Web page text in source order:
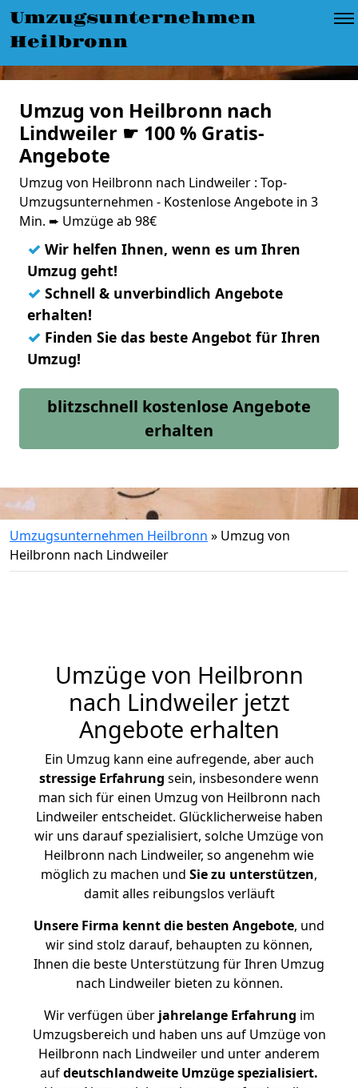
Umzugsunternehmen
Heilbronn
Umzug von Heilbronn nach
Lindweiler ☛ 100 % Gratis-
Angebote
Umzug von Heilbronn nach Lindweiler : Top-
Umzugsunternehmen - Kostenlose Angebote in 3
Min. ➨ Umzüge ab 98€
✓ Wir helfen Ihnen, wenn es um Ihren
Umzug geht!
✓ Schnell & unverbindlich Angebote
erhalten!
✓ Finden Sie das beste Angebot für Ihren
Umzug!
blitzschnell kostenlose Angebote
erhalten
Umzugsunternehmen Heilbronn » Umzug von
Heilbronn nach Lindweiler
Umzüge von Heilbronn
nach Lindweiler jetzt
Angebote erhalten
Ein Umzug kann eine aufregende, aber auch
stressige Erfahrung sein, insbesondere wenn
man sich für einen Umzug von Heilbronn nach
Lindweiler entscheidet. Glücklicherweise haben
wir uns darauf spezialisiert, solche Umzüge von
Heilbronn nach Lindweiler, so angenehm wie
möglich zu machen und Sie zu unterstützen,
damit alles reibungslos verläuft
Unsere Firma kennt die besten Angebote, und
wir sind stolz darauf, behaupten zu können,
Ihnen die beste Unterstützung für Ihren Umzug
nach Lindweiler bieten zu können.
Wir verfügen überjahrelange Erfahrung im
Umzugsbereich und haben uns auf Umzüge von
Heilbronn nach Lindweiler und unter anderem
aufdeutschlandweite Umzüge spezialisiert.